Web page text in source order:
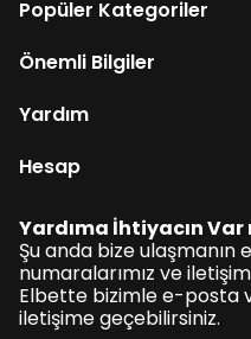
Popüler Kategoriler
Önemli Bilgiler
Yardım
Hesap
Yardıma İhtiyacın Var
Şu anda bize ulaşmanın
numaralarımız ve
Elbette bizimle e-posta
iletişime geçebilirsiniz.